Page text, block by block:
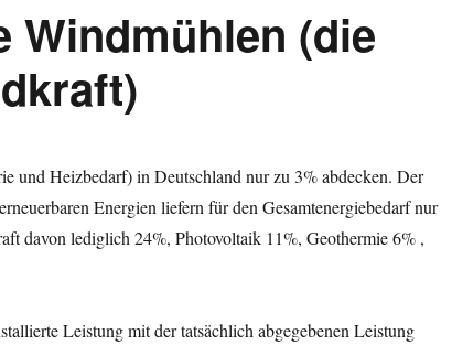
(die
und Heizbedarf) in Deutschland nur zu 3% abdecken. Der
Energien liefern für den Gesamtenergiebedarf nur
davon lediglich 24%, Photovoltaik 11%, Geothermie 6% ,
Leistung mit der tatsächlich abgegebenen Leistung